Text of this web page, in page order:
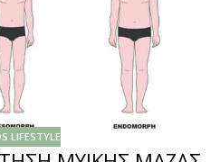
LIFESTYLE